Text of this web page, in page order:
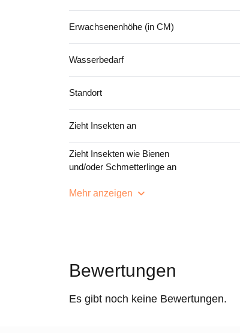
Erwachsenenhöhe (in CM)
Wasserbedarf
Standort
Zieht Insekten an
Zieht Insekten wie Bienen
und/oder Schmetterlinge an
Mehr anzeigen
Bewertungen
Es gibt noch keine Bewertungen.